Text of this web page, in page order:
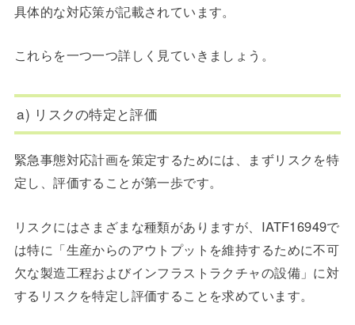
具体的な対応策が記載されています。
これらを一つ一つ詳しく見ていきましょう。
a) リスクの特定と評価
緊急事態対応計画を策定するためには、まずリスクを特
定し、評価することが第一歩です。
リスクにはさまざまな種類がありますが、IATF16949で
は特に「生産からのアウトプットを維持するために不可
欠な製造工程およびインフラストラクチャの設備」に対
するリスクを特定し評価することを求めています。